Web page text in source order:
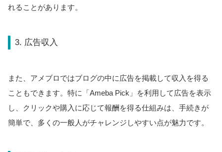
れることがあります。
3. 広告収入
また、アメブロではブログの中に広告を掲載して収入を得る
こともできます。特に「Ameba Pick」を利用して広告を表示
し、クリックや購入に応じて報酬を得る仕組みは、手続きが
簡単で、多くの一般人がチャレンジしやすい点が魅力です。